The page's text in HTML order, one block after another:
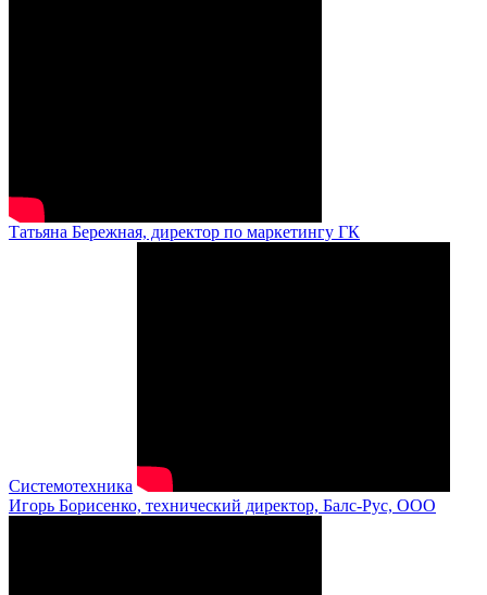
Татьяна Бережная, директор по маркетингу ГК
Системотехника
Игорь Борисенко, технический директор, Балс-Рус, ООО